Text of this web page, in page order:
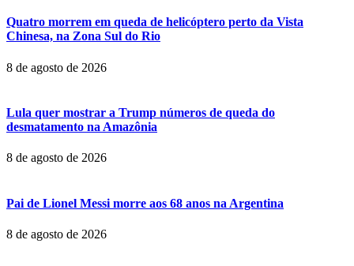
Quatro morrem em queda de helicóptero perto da Vista
Chinesa, na Zona Sul do Rio
8 de agosto de 2026
Lula quer mostrar a Trump números de queda do
desmatamento na Amazônia
8 de agosto de 2026
Pai de Lionel Messi morre aos 68 anos na Argentina
8 de agosto de 2026